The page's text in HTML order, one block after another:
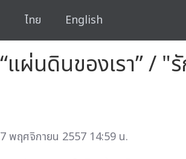
ไทย English
แผ่นดินของเรา” /
พฤศจิกายน 2557 14:59 น.